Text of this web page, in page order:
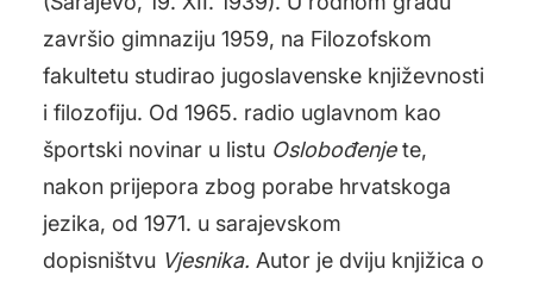
završio gimnaziju 1959, na Filozofskom
fakultetu studirao jugoslavenske književnosti
i filozofiju. Od 1965. radio uglavnom kao
športski novinar u listu Oslobođenjete,
nakon prijepora zbog porabe hrvatskoga
jezika, od 1971. u sarajevskom
dopisništvu Vjesnika. Autor je dviju knjižica o